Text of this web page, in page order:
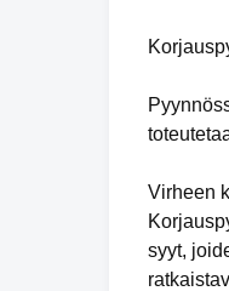
Virheen
syyt,